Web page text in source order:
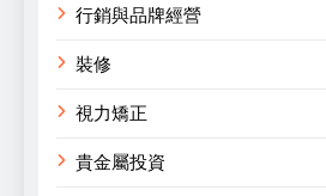
行銷與品牌經營
裝修
視力矯正
貴金屬投資